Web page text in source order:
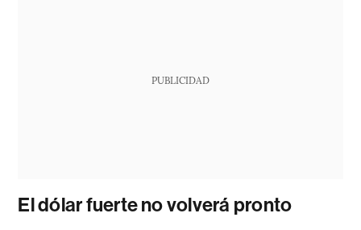
PUBLICIDAD
El dólar fuerte no volverá pronto